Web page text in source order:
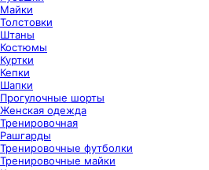
Майки
Толстовки
Штаны
Костюмы
Куртки
Кепки
Шапки
Прогулочные шорты
Женская одежда
Тренировочная
Рашгарды
Тренировочные футболки
Тренировочные майки